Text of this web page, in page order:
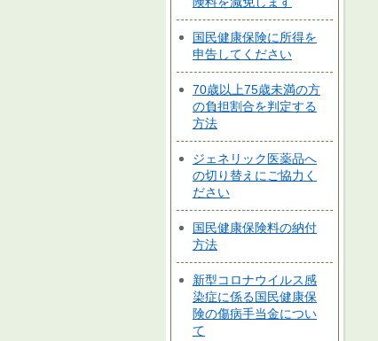
国民健康保険に所得を
申告してください
70歳以上75歳未満の方
の負担割合を判定する
方法
ジェネリック医薬品へ
の切り替えにご協力く
ださい
国民健康保険料の納付
方法
新型コロナウイルス感
染症に係る国民健康保
険の傷病手当金につい
て